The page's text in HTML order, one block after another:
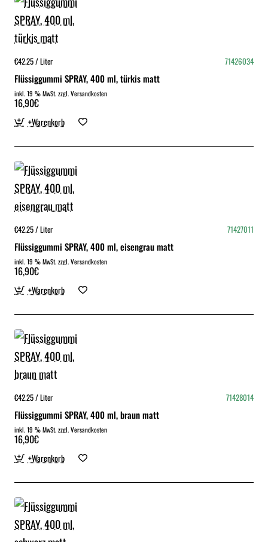
€42.25 / Liter 71426034
Flüssiggummi SPRAY, 400 ml, türkis matt
inkl. 19 % MwSt. zzgl. Versandkosten
16,90€
+Warenkorb
€42.25 / Liter 71427011
Flüssiggummi SPRAY, 400 ml, eisengrau matt
inkl. 19 % MwSt. zzgl. Versandkosten
16,90€
+Warenkorb
€42.25 / Liter 71428014
Flüssiggummi SPRAY, 400 ml, braun matt
inkl. 19 % MwSt. zzgl. Versandkosten
16,90€
+Warenkorb